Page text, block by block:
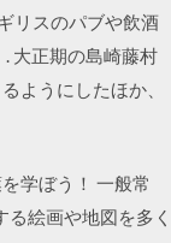
リスのパブや飲酒
大正期の島崎藤村
ようにしたほか、
学ぼう！ 一般常
絵画や地図を多く